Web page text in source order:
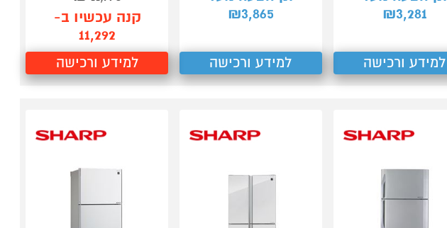
₪3,281
למידע ורכישה
₪3,865
למידע ורכישה
קנה עכשיו ב-
11,292
למידע ורכישה